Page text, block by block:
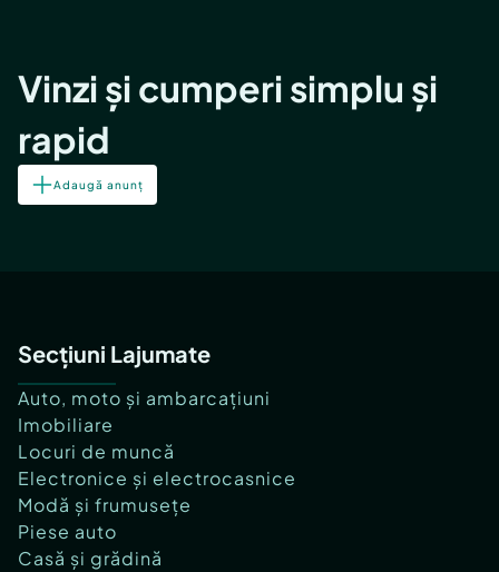
Vinzi și cumperi simplu și
rapid
Adaugă anunț
Secțiuni Lajumate
Auto, moto și ambarcațiuni
Imobiliare
Locuri de muncă
Electronice și electrocasnice
Modă și frumusețe
Piese auto
Casă și grădină